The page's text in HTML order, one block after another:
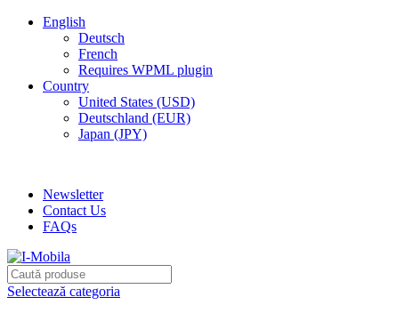
English
Deutsch
French
Requires WPML plugin
Country
United States (USD)
Deutschland (EUR)
Japan (JPY)
Newsletter
Contact Us
FAQs
Selectează categoria